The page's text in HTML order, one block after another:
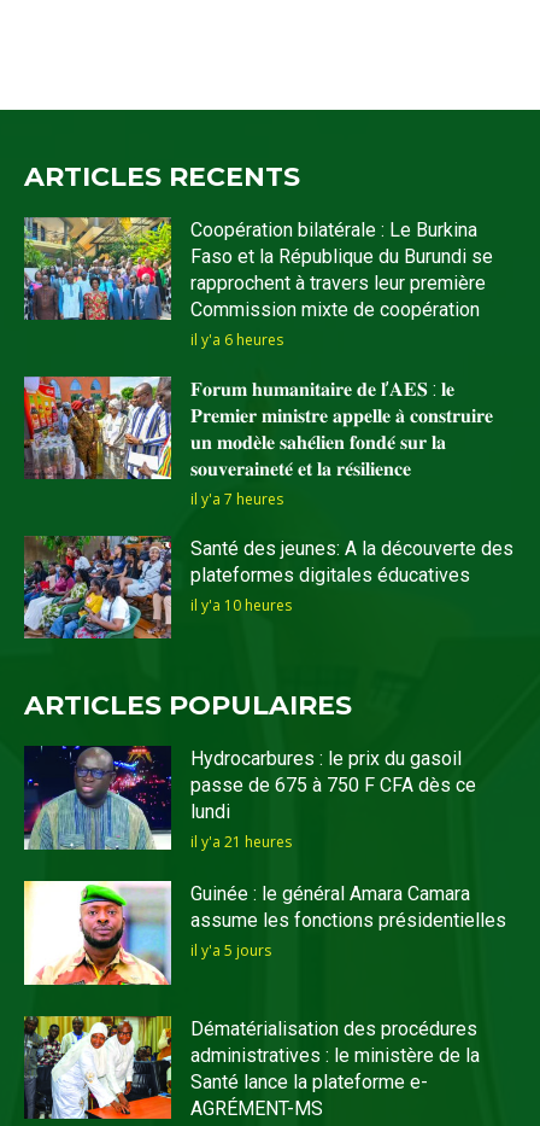
ARTICLES RECENTS
Coopération bilatérale : Le Burkina
Faso et la République du Burundi se
rapprochent à travers leur première
Commission mixte de coopération
il y'a 6 heures
𝐅𝐨𝐫𝐮𝐦 𝐡𝐮𝐦𝐚𝐧𝐢𝐭𝐚𝐢𝐫𝐞 𝐝𝐞 𝐥’𝐀𝐄𝐒 : 𝐥𝐞
𝐏𝐫𝐞𝐦𝐢𝐞𝐫 𝐦𝐢𝐧𝐢𝐬𝐭𝐫𝐞 𝐚𝐩𝐩𝐞𝐥𝐥𝐞 𝐚̀ 𝐜𝐨𝐧𝐬𝐭𝐫𝐮𝐢𝐫𝐞
𝐮𝐧 𝐦𝐨𝐝𝐞̀𝐥𝐞 𝐬𝐚𝐡𝐞́𝐥𝐢𝐞𝐧 𝐟𝐨𝐧𝐝𝐞́ 𝐬𝐮𝐫 𝐥𝐚
𝐬𝐨𝐮𝐯𝐞𝐫𝐚𝐢𝐧𝐞𝐭𝐞́ 𝐞𝐭 𝐥𝐚 𝐫𝐞́𝐬𝐢𝐥𝐢𝐞𝐧𝐜𝐞
il y'a 7 heures
Santé des jeunes: A la découverte des
plateformes digitales éducatives
il y'a 10 heures
ARTICLES POPULAIRES
Hydrocarbures : le prix du gasoil
passe de 675 à 750 F CFA dès ce
lundi
il y'a 21 heures
Guinée : le général Amara Camara
assume les fonctions présidentielles
il y'a 5 jours
Dématérialisation des procédures
administratives : le ministère de la
Santé lance la plateforme e-
AGRÉMENT-MS